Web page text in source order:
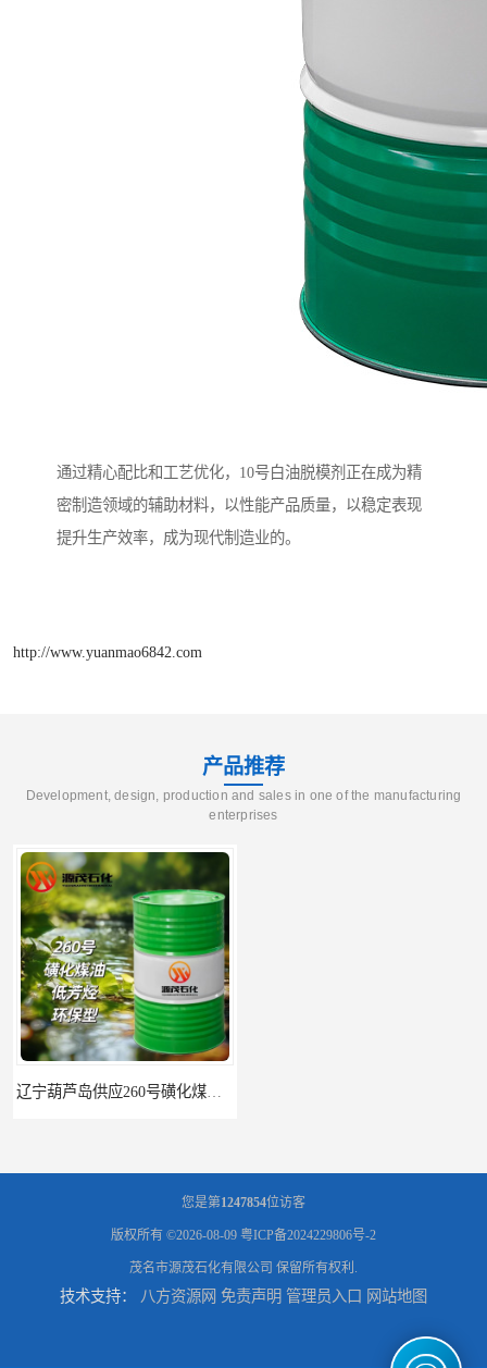
通过精心配比和工艺优化，10号白油脱模剂正在成为精
密制造领域的辅助材料，以性能产品质量，以稳定表现
提升生产效率，成为现代制造业的。
http://www.yuanmao6842.com
产品推荐
Development, design, production and sales in one of the manufacturing
enterprises
您是第1247854位访客
版权所有 ©2026-08-09 粤ICP备2024229806号-2
茂名市源茂石化有限公司 保留所有权利.
技术支持： 八方资源网 免责声明 管理员入口 网站地图